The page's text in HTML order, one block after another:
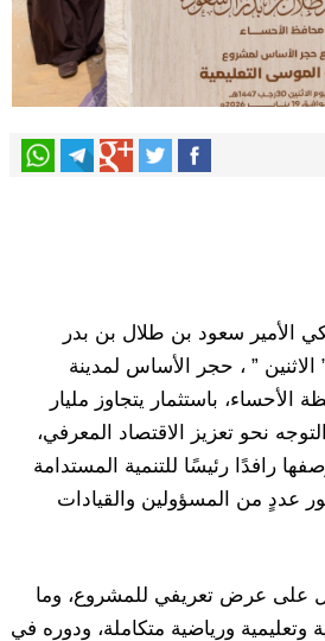
الأمير سعود بن طلال بن بدر
” ، حجر الأساس لمدينة
الأحساء، باستثمار يتجاوز مليار
نحو تعزيز الاقتصاد المعرفي،
رافدًا رئيسًا للتنمية المستدامة
عددٍ من المسؤولين والقيادات
على عرض تعريفي للمشروع، وما
ورياضية متكاملة، ودوره في